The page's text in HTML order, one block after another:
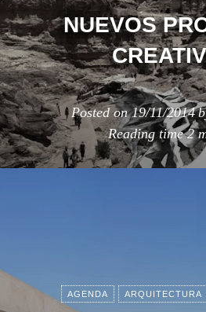
NUEVOS
Posted on19/11/2014
Reading time2
AGENDA ARQUITECTURA